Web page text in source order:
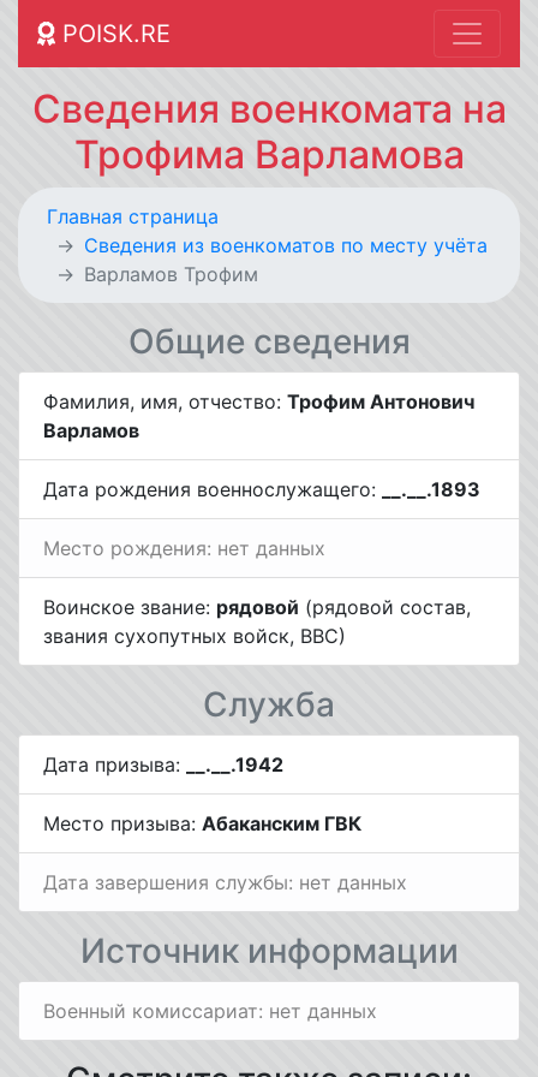
POISK.RE
Сведения военкомата на
Трофима Варламова
Главная страница
Cведения из военкоматов по месту учёта
Варламов Трофим
Общие сведения
Фамилия, имя, отчество: Трофим Антонович
Варламов
Дата рождения военнослужащего: __.__.1893
Место рождения: нет данных
Воинское звание: рядовой (рядовой состав,
звания сухопутных войск, ВВС)
Служба
Дата призыва: __.__.1942
Место призыва: Абаканским ГВК
Дата завершения службы: нет данных
Источник информации
Военный комиссариат: нет данных